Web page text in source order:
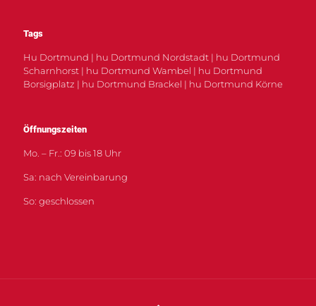
Tags
Hu Dortmund | hu Dortmund Nordstadt | hu Dortmund
Scharnhorst | hu Dortmund Wambel | hu Dortmund
Borsigplatz | hu Dortmund Brackel | hu Dortmund Körne
Öffnungszeiten
Mo. – Fr.: 09 bis 18 Uhr
Sa: nach Vereinbarung
So: geschlossen